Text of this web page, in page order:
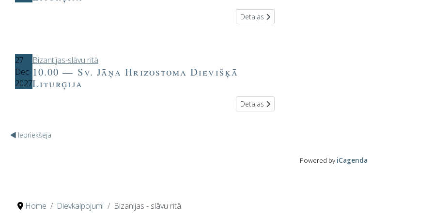
Detaļas
27
Dec
2027
Bizantijas-slāvu ritā
10.00 — Sv. Jāņa Hrizostoma Dievišķā
Liturģija
Detaļas
Iepriekšējā
Powered by iCagenda
Home Dievkalpojumi Bizanijas - slāvu ritā